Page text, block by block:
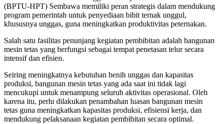
(BPTU-HPT) Sembawa memiliki peran strategis dalam mendukung
program pemerintah untuk penyediaan bibit ternak unggul,
khususnya unggas, guna meningkatkan produktivitas peternakan.
Salah satu fasilitas penunjang kegiatan pembibitan adalah bangunan
mesin tetas yang berfungsi sebagai tempat penetasan telur secara
intensif dan efisien.
Seiring meningkatnya kebutuhan benih unggas dan kapasitas
produksi, bangunan mesin tetas yang ada saat ini tidak lagi
mencukupi untuk menampung seluruh aktivitas operasional. Oleh
karena itu, perlu dilakukan penambahan luasan bangunan mesin
tetas guna meningkatkan kapasitas produksi, efisiensi kerja, dan
mendukung pelaksanaan kegiatan pembibitan secara optimal.